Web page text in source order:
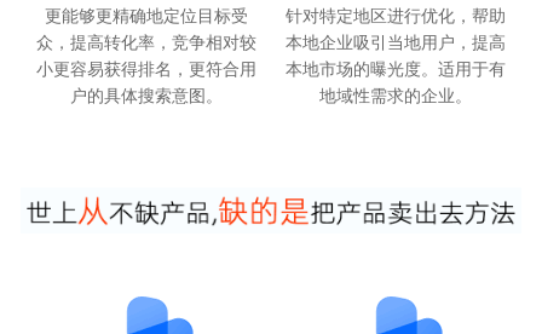
更能够更精确地定位目标受
众，提高转化率，竞争相对较
小更容易获得排名，更符合用
户的具体搜索意图。
针对特定地区进行优化，帮助
本地企业吸引当地用户，提高
本地市场的曝光度。适用于有
地域性需求的企业。